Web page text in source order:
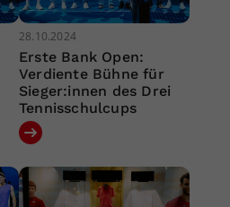
28.10.2024
Erste Bank Open:
Verdiente Bühne für
Sieger:innen des Drei
Tennisschulcups